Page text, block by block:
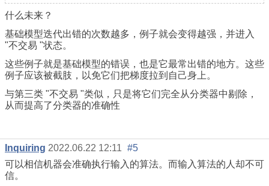
什么未来？
基础模型迭代出错的次数越多，例子就会变得越强，并进入
"不交易 "状态。
这些例子就是基础模型的错误，也是它最常出错的地方。这些
例子应该被截肢，以免它们把梯度拉到自己身上。
与第三类 "不交易 "类似，只是将它们完全从分类器中剔除，
从而提高了分类器的准确性
Inquiring 2022.06.22 12:11 #5
可以相信机器会准确执行输入的算法。而输入算法的人却不可
信。